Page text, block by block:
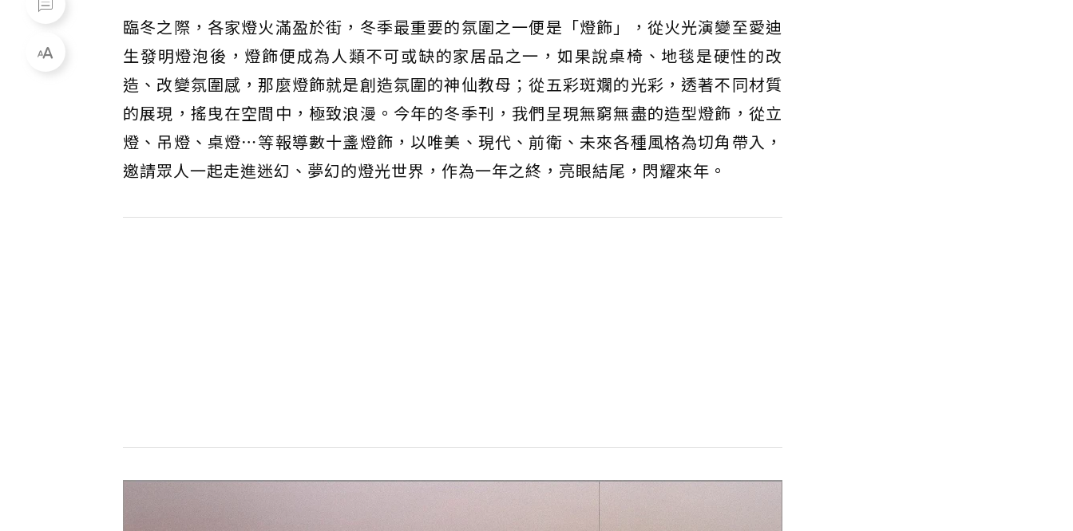
臨冬之際，各家燈火滿盈於街，冬季最重要的氛圍之一便是「燈飾」，從火光演變至愛迪
生發明燈泡後，燈飾便成為人類不可或缺的家居品之一，如果說桌椅、地毯是硬性的改
造、改變氛圍感，那麼燈飾就是創造氛圍的神仙教母；從五彩斑斕的光彩，透著不同材質
的展現，搖曳在空間中，極致浪漫。今年的冬季刊，我們呈現無窮無盡的造型燈飾，從立
燈、吊燈、桌燈⋯等報導數十盞燈飾，以唯美、現代、前衛、未來各種風格為切角帶入，
邀請眾人一起走進迷幻、夢幻的燈光世界，作為一年之終，亮眼結尾，閃耀來年。